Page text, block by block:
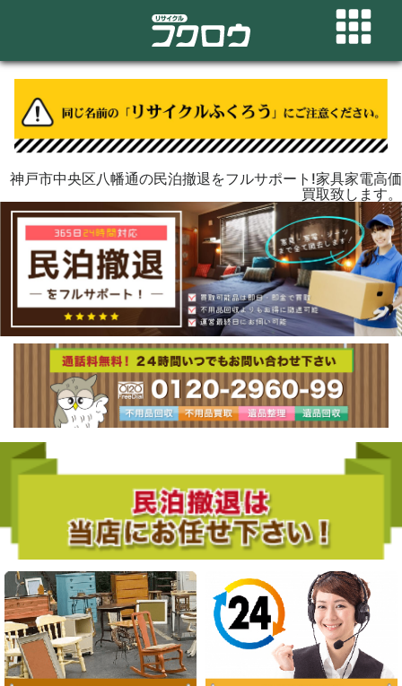
神戸市中央区八幡通の民泊撤退をフルサポート!家具家電高価
買取致します。